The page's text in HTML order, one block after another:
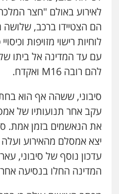
לאירוע באולם "חצר
הם הצטיידו ברכב, שלושה
לוחיות רישוי מזויפות
עם עד המדינה אל ביתו
להם רובה 16
M ואקדח.
סיבוני, ששהה אף הוא
עקב אחר תנועותיו של
את הנאשמים בזמן אמת.
יצא אמסלם מהאירוע ועלה
עדכון נוסף של סיבוני,
המדינה החלו בנסיעה